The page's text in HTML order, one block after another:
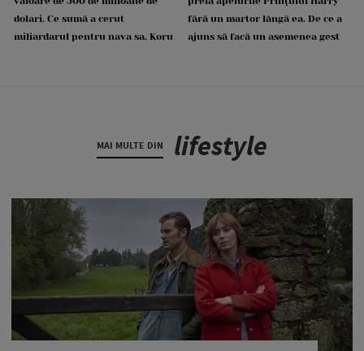
dolari. Ce sumă a cerut
miliardarul pentru nava sa, Koru
fără un martor lângă ea. De ce a
ajuns să facă un asemenea gest
MAI MULTE DIN lifestyle